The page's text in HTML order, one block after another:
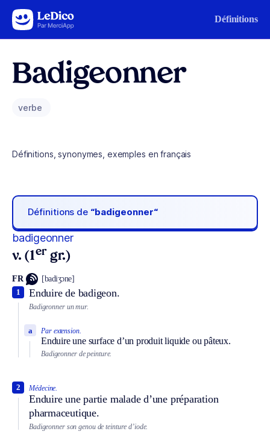
Aller au contenu Définitions
Badigeonner
verbe
Définitions, synonymes, exemples en français
Définitions de “badigeonner“
badigeonner
v. (1er gr.)
FR [badiʒɔne]
Enduire de badigeon.
1
Badigeonner un mur.
Par extension.
Enduire une surface d’un produit liquide ou pâteux.
a
Badigeonner de peinture.
Médecine.
Enduire une partie malade d’une préparation
pharmaceutique.
2
Badigeonner son genou de teinture d’iode.